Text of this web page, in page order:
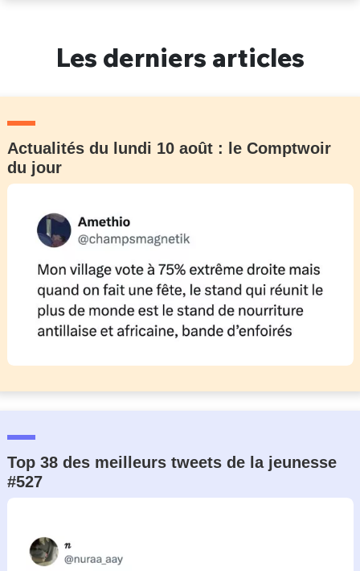
Les derniers articles
Actualités du lundi 10 août : le Comptwoir
du jour
Top 38 des meilleurs tweets de la jeunesse
#527